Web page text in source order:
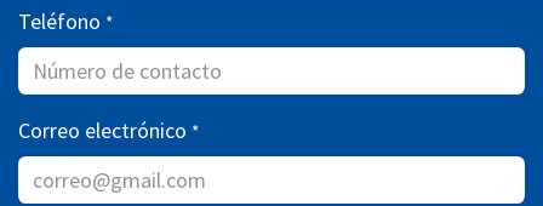
Teléfono *
Correo electrónico *